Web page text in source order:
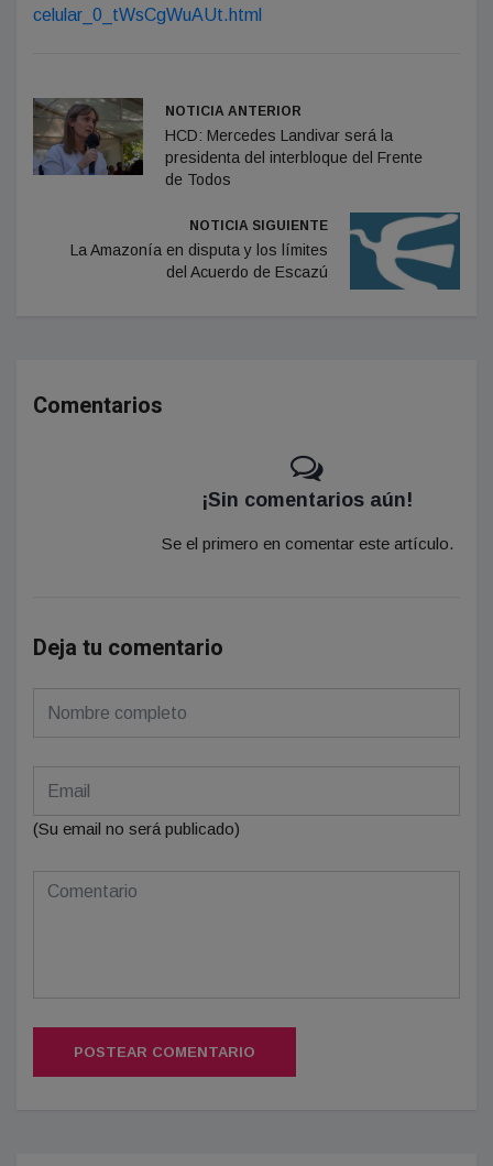
celular_0_tWsCgWuAUt.html
NOTICIA ANTERIOR
HCD: Mercedes Landivar será la
presidenta del interbloque del Frente
de Todos
NOTICIA SIGUIENTE
La Amazonía en disputa y los límites
del Acuerdo de Escazú
Comentarios
¡Sin comentarios aún!
Se el primero en comentar este artículo.
Deja tu comentario
(Su email no será publicado)
POSTEAR COMENTARIO